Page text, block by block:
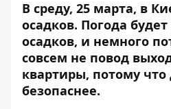
В среду, 25 марта, в
осадков. Погода
осадков, и немного
совсем не повод
квартиры, потому
безопаснее.